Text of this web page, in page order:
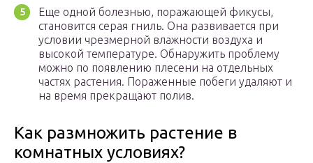
Еще одной болезнью, поражающей фикусы,
становится серая гниль. Она развивается при
условии чрезмерной влажности воздуха и
высокой температуре. Обнаружить проблему
можно по появлению плесени на отдельных
частях растения. Пораженные побеги удаляют и
на время прекращают полив.
Как размножить растение в
комнатных условиях?